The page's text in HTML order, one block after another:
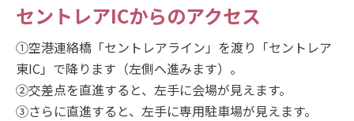
セントレアICからのアクセス
①空港連絡橋「セントレアライン」を渡り「セントレア
東IC」で降ります（左側へ進みます）。
②交差点を直進すると、左手に会場が見えます。
③さらに直進すると、左手に専用駐車場が見えます。